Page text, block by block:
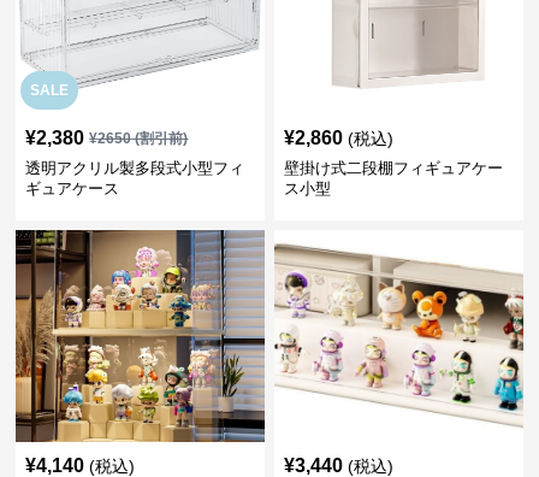
SALE
¥2,380 ¥2650(割引前)
透明アクリル製多段式小型フィ
ギュアケース
¥2,860 (税込)
壁掛け式二段棚フィギュアケー
ス小型
¥4,140 (税込) ¥3,440 (税込)